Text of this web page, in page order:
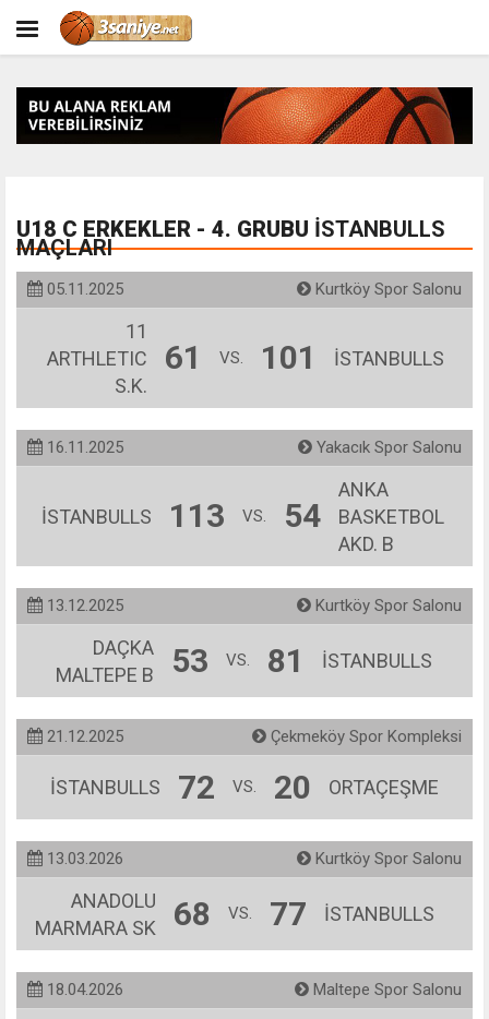
U18 C ERKEKLER - 4. GRUBU İSTANBULLS
MAÇLARI
05.11.2025 Kurtköy Spor Salonu
11
ARTHLETIC
S.K.
61 VS. 101 İSTANBULLS
16.11.2025 Yakacık Spor Salonu
İSTANBULLS 113 VS. 54
ANKA
BASKETBOL
AKD. B
13.12.2025 Kurtköy Spor Salonu
DAÇKA
MALTEPE B
53 VS. 81 İSTANBULLS
21.12.2025 Çekmeköy Spor Kompleksi
İSTANBULLS 72 VS. 20 ORTAÇEŞME
13.03.2026 Kurtköy Spor Salonu
ANADOLU
MARMARA SK
68 VS. 77 İSTANBULLS
18.04.2026 Maltepe Spor Salonu